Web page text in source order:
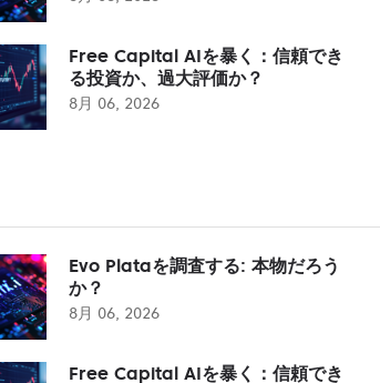
Free Capital AIを暴く：信頼でき
る投資か、過大評価か？
8月 06, 2026
Evo Plataを調査する: 本物だろう
か？
8月 06, 2026
Free Capital AIを暴く：信頼でき